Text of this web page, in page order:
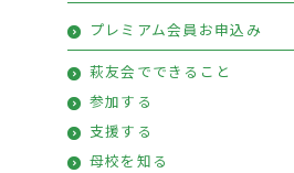
優待情報
活動報告
会長挨拶
萩友会のご案内
プレミアム会員お申込み
萩友会でできること
参加する
支援する
母校を知る